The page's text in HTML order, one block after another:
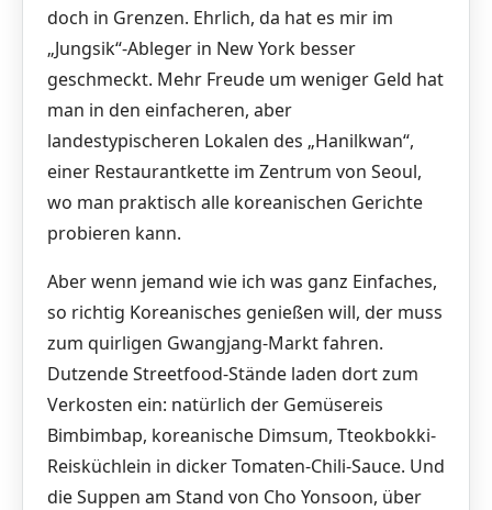
doch in Grenzen. Ehrlich, da hat es mir im
„Jungsik“-Ableger in New York besser
geschmeckt. Mehr Freude um weniger Geld hat
man in den einfacheren, aber
landestypischeren Lokalen des „Hanilkwan“,
einer Restaurantkette im Zentrum von Seoul,
wo man praktisch alle koreanischen Gerichte
probieren kann.
Aber wenn jemand wie ich was ganz Einfaches,
so richtig Koreanisches genießen will, der muss
zum quirligen Gwangjang-Markt fahren.
Dutzende Streetfood-Stände laden dort zum
Verkosten ein: natürlich der Gemüsereis
Bimbimbap, koreanische Dimsum, Tteokbokki-
Reisküchlein in dicker Tomaten-Chili-Sauce. Und
die Suppen am Stand von Cho Yonsoon, über